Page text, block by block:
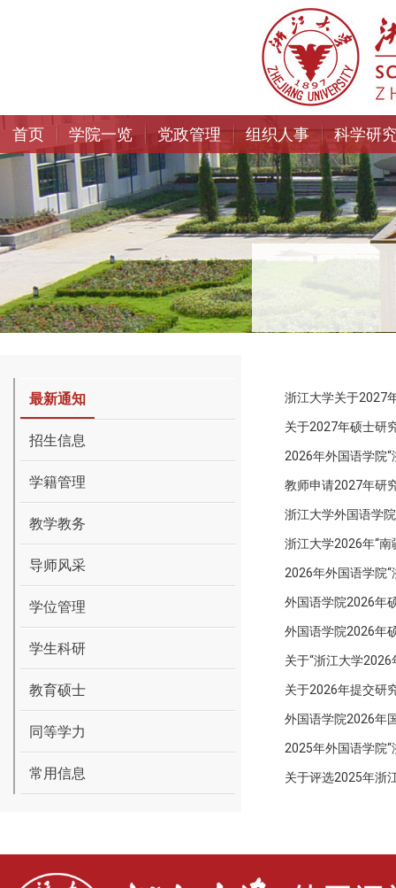
首页 学院一览 党政管理 组织人事 科学研
最新通知
招生信息
学籍管理
教学教务
导师风采
学位管理
学生科研
教育硕士
同等学力
常用信息
浙江大学关于2027
关于2027年硕士研
2026年外国语学院
教师申请2027年研
浙江大学外国语学
浙江大学2026年“
2026年外国语学院
外国语学院2026年
外国语学院2026年
关于“浙江大学
关于2026年提交研
外国语学院2026年
2025年外国语学院
关于评选2025年浙